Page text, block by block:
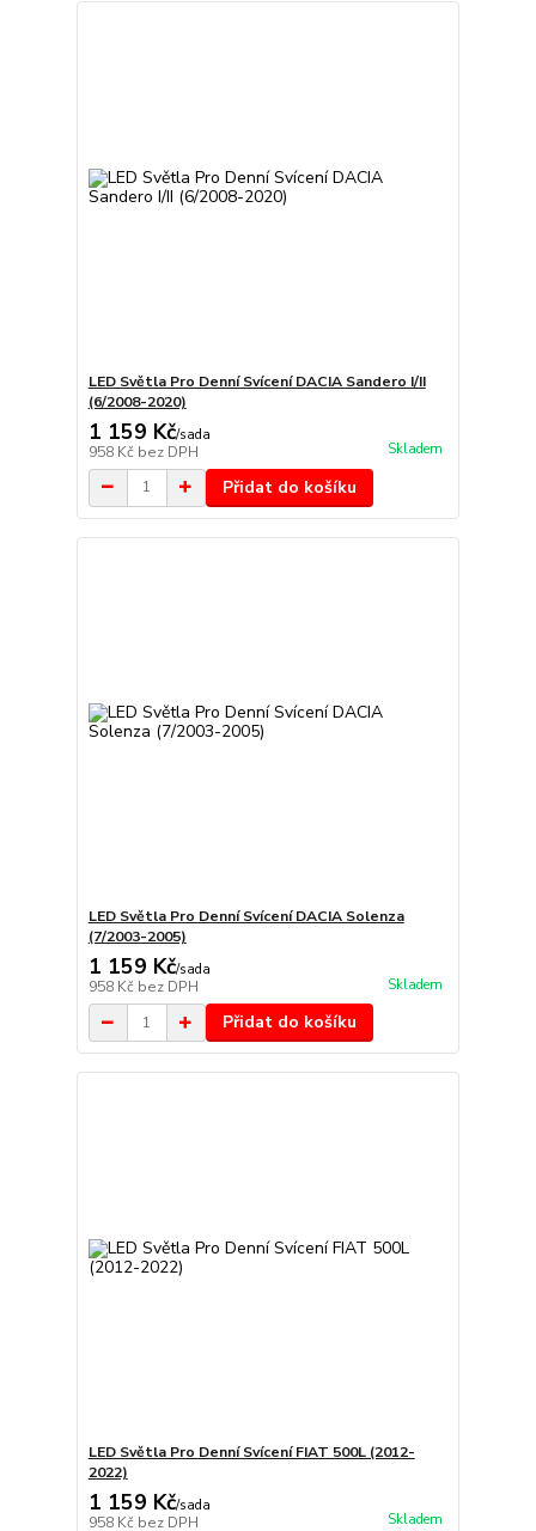
LED Světla Pro Denní Svícení DACIA Sandero I/II
(6/2008-2020)
1 159 Kč/sada
958 Kč bez DPH Skladem
Přidat do košíku
LED Světla Pro Denní Svícení DACIA Solenza
(7/2003-2005)
1 159 Kč/sada
958 Kč bez DPH Skladem
Přidat do košíku
LED Světla Pro Denní Svícení FIAT 500L (2012-
2022)
1 159 Kč/sada
958 Kč bez DPH Skladem